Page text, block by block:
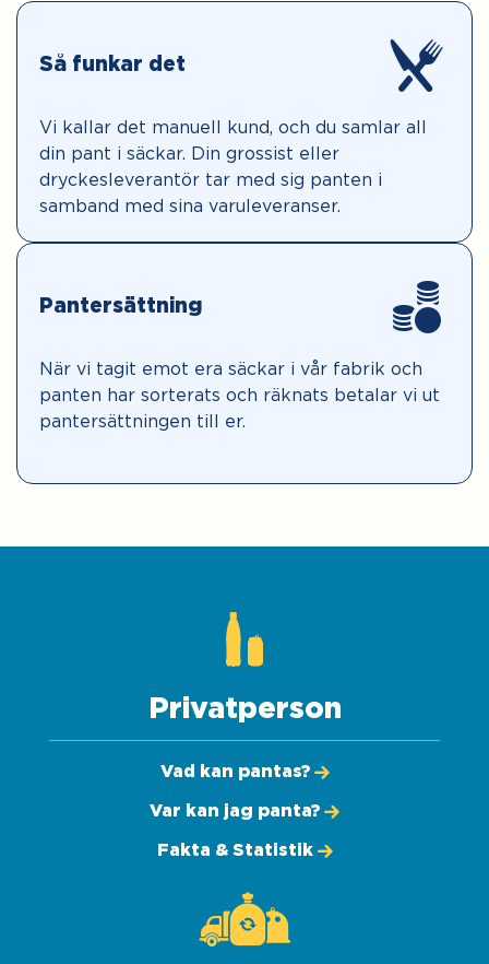
Så funkar det
Vi kallar det manuell kund, och du samlar all
din pant i säckar. Din grossist eller
dryckesleverantör tar med sig panten i
samband med sina varuleveranser.
Pantersättning
När vi tagit emot era säckar i vår fabrik och
panten har sorterats och räknats betalar vi ut
pantersättningen till er.
Privatperson
Vad kan pantas?
Var kan jag panta?
Fakta & Statistik